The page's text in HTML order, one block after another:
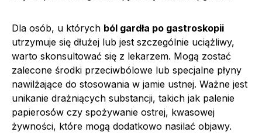
Dla osób, u których ból gardła po gastroskopii
utrzymuje się dłużej lub jest szczególnie uciążliwy,
warto skonsultować się z lekarzem. Mogą zostać
zalecone środki przeciwbólowe lub specjalne płyny
nawilżające do stosowania w jamie ustnej. Ważne jest
unikanie drażniących substancji, takich jak palenie
papierosów czy spożywanie ostrej, kwasowej
żywności, które mogą dodatkowo nasilać objawy.